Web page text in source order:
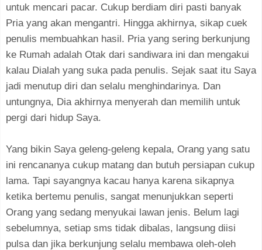
untuk mencari pacar. Cukup berdiam diri pasti banyak
Pria yang akan mengantri. Hingga akhirnya, sikap cuek
penulis membuahkan hasil. Pria yang sering berkunjung
ke Rumah adalah Otak dari sandiwara ini dan mengakui
kalau Dialah yang suka pada penulis. Sejak saat itu Saya
jadi menutup diri dan selalu menghindarinya. Dan
untungnya, Dia akhirnya menyerah dan memilih untuk
pergi dari hidup Saya.
Yang bikin Saya geleng-geleng kepala, Orang yang satu
ini rencananya cukup matang dan butuh persiapan cukup
lama. Tapi sayangnya kacau hanya karena sikapnya
ketika bertemu penulis, sangat menunjukkan seperti
Orang yang sedang menyukai lawan jenis. Belum lagi
sebelumnya, setiap sms tidak dibalas, langsung diisi
pulsa dan jika berkunjung selalu membawa oleh-oleh